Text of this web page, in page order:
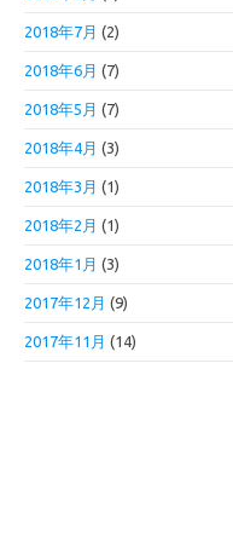
2018年7月 (2)
2018年6月 (7)
2018年5月 (7)
2018年4月 (3)
2018年3月 (1)
2018年2月 (1)
2018年1月 (3)
2017年12月 (9)
2017年11月 (14)